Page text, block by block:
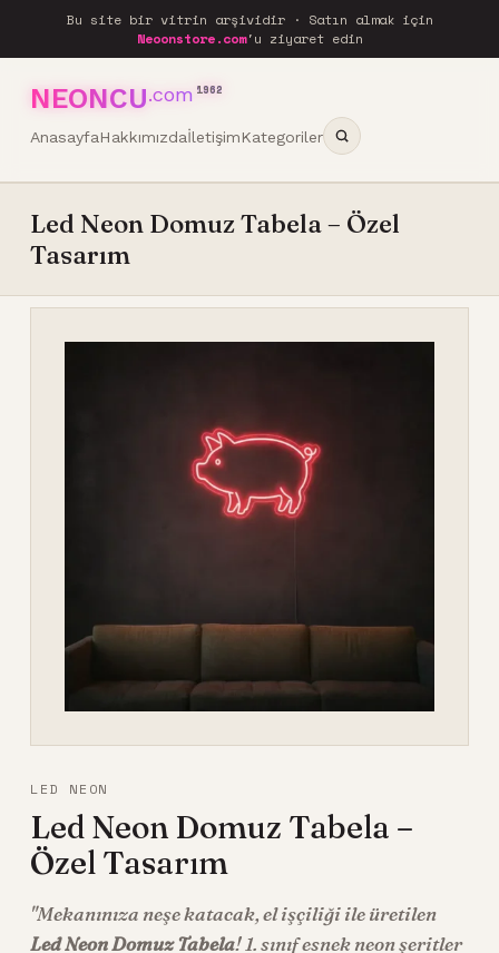
Bu site bir vitrin arşividir · Satın almak için
Neoonstore.com'u ziyaret edin
NEONCU.com 1962
AnasayfaHakkımızdaİletişimKategoriler
Led Neon Domuz Tabela – Özel
Tasarım
LED NEON
Led Neon Domuz Tabela –
Özel Tasarım
"Mekanınıza neşe katacak, el işçiliği ile üretilen
Led Neon Domuz Tabela! 1. sınıf esnek neon şeritler